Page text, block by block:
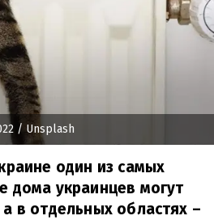
/ Unsplash
один из самых
дома украинцев могут
в отдельных областях –